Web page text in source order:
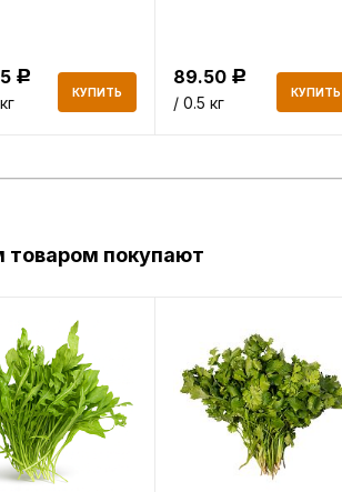
Р
КУПИТЬ
89.50 Р
/ 0.5 кг
КУПИТЬ
товаром покупают